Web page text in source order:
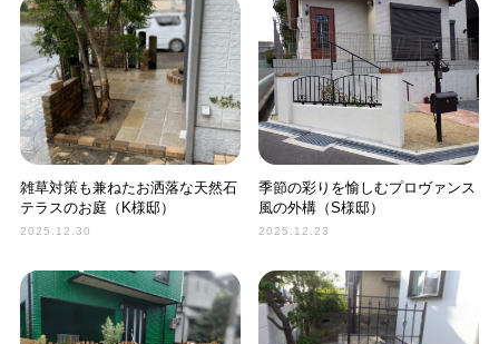
雑草対策も兼ねたお洒落な天然石
テラスのお庭（K様邸）
2025.12.30
季節の彩りを愉しむプロヴァンス
風の外構（S様邸）
2025.12.23